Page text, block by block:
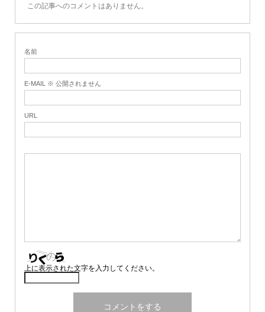
この記事へのコメントはありません。
名前
E-MAIL ※ 公開されません
URL
上に表示された文字を入力してください。